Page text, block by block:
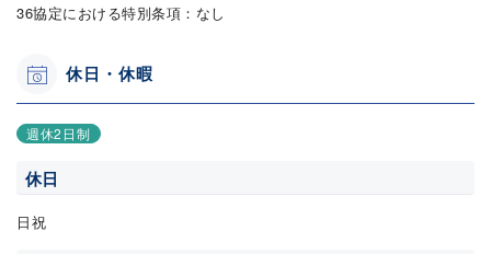
36協定における特別条項：なし
休日・休暇
週休2日制
休日
日祝